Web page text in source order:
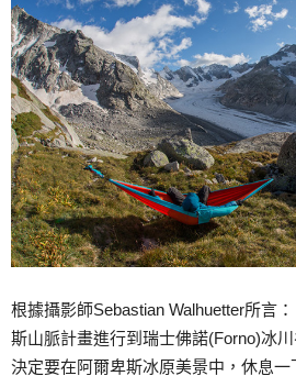
根據攝影師Sebastian Walhuetter所言
斯山脈計畫進行到瑞士佛諾(Forno)冰
決定要在阿爾卑斯冰原美景中，休息